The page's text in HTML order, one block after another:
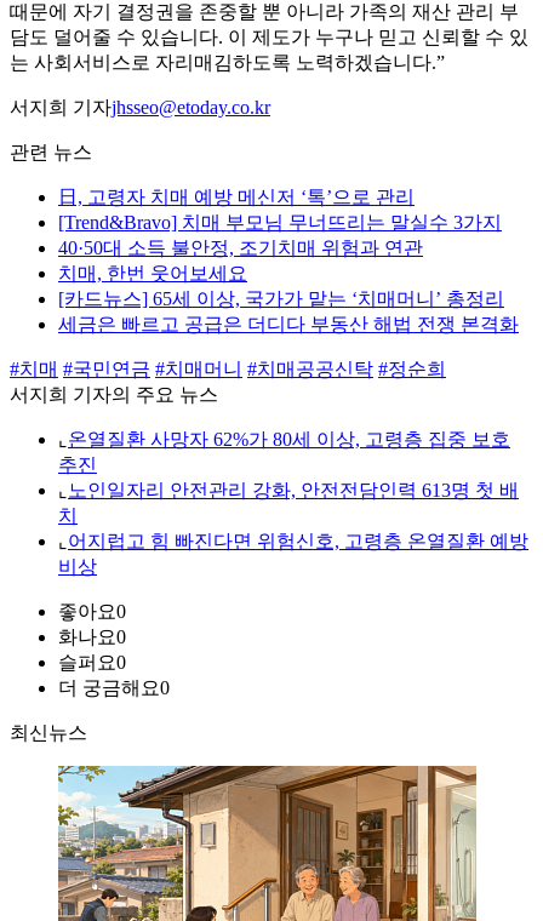
때문에 자기 결정권을 존중할 뿐 아니라 가족의 재산 관리 부
담도 덜어줄 수 있습니다. 이 제도가 누구나 믿고 신뢰할 수 있
는 사회서비스로 자리매김하도록 노력하겠습니다.”
서지희 기자jhsseo@etoday.co.kr
관련 뉴스
日, 고령자 치매 예방 메신저 ‘톡’으로 관리
[Trend&Bravo] 치매 부모님 무너뜨리는 말실수 3가지
40·50대 소득 불안정, 조기치매 위험과 연관
치매, 한번 웃어보세요
[카드뉴스] 65세 이상, 국가가 맡는 ‘치매머니’ 총정리
세금은 빠르고 공급은 더디다 부동산 해법 전쟁 본격화
#치매 #국민연금 #치매머니 #치매공공신탁 #정순희
서지희 기자의 주요 뉴스
⌞ 온열질환 사망자 62%가 80세 이상, 고령층 집중 보호
추진
⌞ 노인일자리 안전관리 강화, 안전전담인력 613명 첫 배
치
⌞ 어지럽고 힘 빠진다면 위험신호, 고령층 온열질환 예방
비상
좋아요0
화나요0
슬퍼요0
더 궁금해요0
최신뉴스